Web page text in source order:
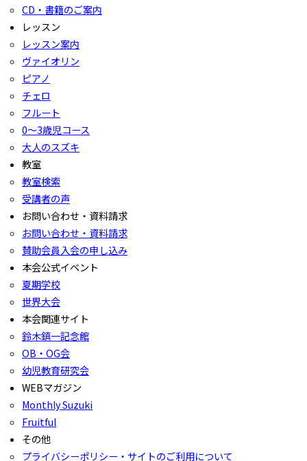
CD・書籍のご案内
レッスン
レッスン案内
ヴァイオリン
ピアノ
チェロ
フルート
0〜3歳児コース
大人のスズキ
教室
教室検索
受講者の声
お問い合わせ・資料請求
お問い合わせ・資料請求
賛助会員入会の申し込み
本会公式イベント
夏期学校
世界大会
本会関連サイト
鈴木鎮一記念館
OB・OG会
幼児教育研究会
WEBマガジン
Monthly Suzuki
Fruitful
その他
プライバシーポリシー・サイトのご利用について